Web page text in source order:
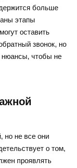
больше
этапы
оставить
звонок, но
нюансы, чтобы не
но не все они
о том,
проявлять